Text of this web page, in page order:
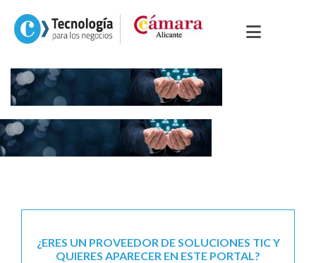
¿ERES UN PROVEEDOR DE SOLUCIONES TIC Y
QUIERES APARECER EN ESTE PORTAL?